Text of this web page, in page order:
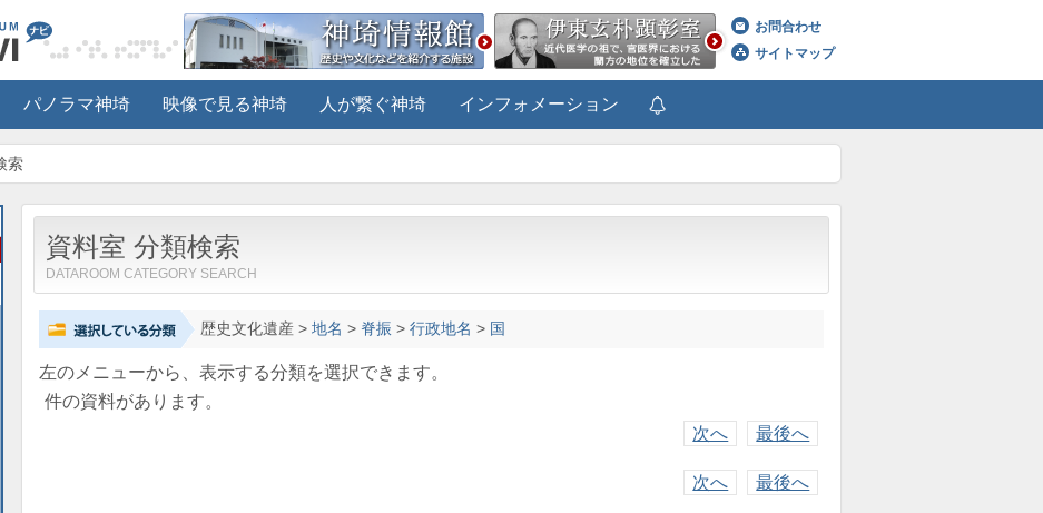
お問合わせ
サイトマップ
パノラマ神埼 映像で見る神埼 人が繋ぐ神埼 インフォメーション
索
資料室 分類検索
DATAROOM CATEGORY SEARCH
歴史文化遺産> 地名 > 脊振 > 行政地名 > 国
左のメニューから、表示する分類を選択できます。
件の資料があります。
次へ
最後へ
次へ 最後へ